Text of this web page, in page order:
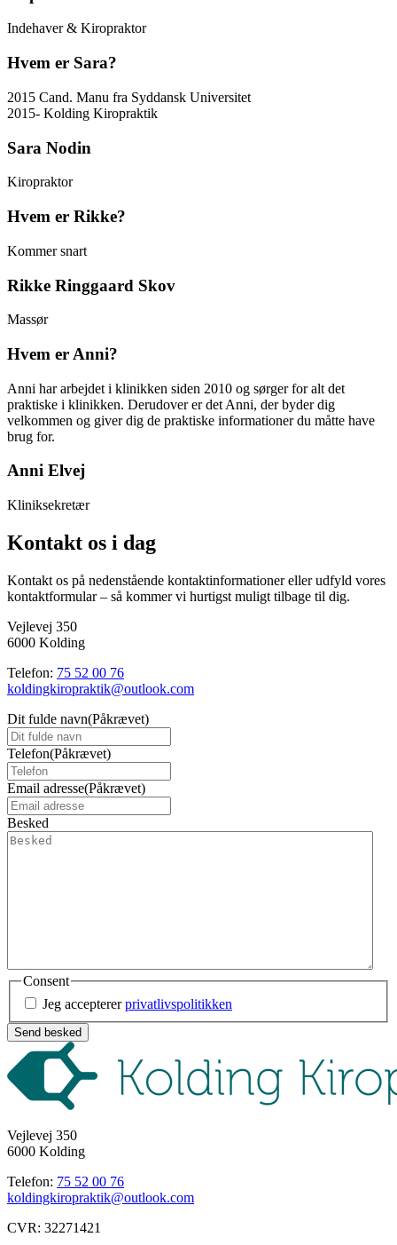
Indehaver & Kiropraktor
Hvem er Sara?
2015 Cand. Manu fra Syddansk Universitet
2015- Kolding Kiropraktik
Sara Nodin
Kiropraktor
Hvem er Rikke?
Kommer snart
Rikke Ringgaard Skov
Massør
Hvem er Anni?
Anni har arbejdet i klinikken siden 2010 og sørger for alt det
praktiske i klinikken. Derudover er det Anni, der byder dig
velkommen og giver dig de praktiske informationer du ​måtte have
brug for.
Anni Elvej
Kliniksekretær
Kontakt os i dag
Kontakt os på nedenstående kontaktinformationer eller udfyld vores
kontaktformular – så kommer vi hurtigst muligt tilbage til dig.
Vejlevej 350
6000 Kolding
Telefon: 75 52 00 76
koldingkiropraktik@outlook.com
Dit fulde navn(Påkrævet)
Telefon(Påkrævet)
Email adresse(Påkrævet)
Besked
Consent
Jeg acceptererprivatlivspolitikken
Vejlevej 350
6000 Kolding
Telefon: 75 52 00 76
koldingkiropraktik@outlook.com
CVR: 32271421